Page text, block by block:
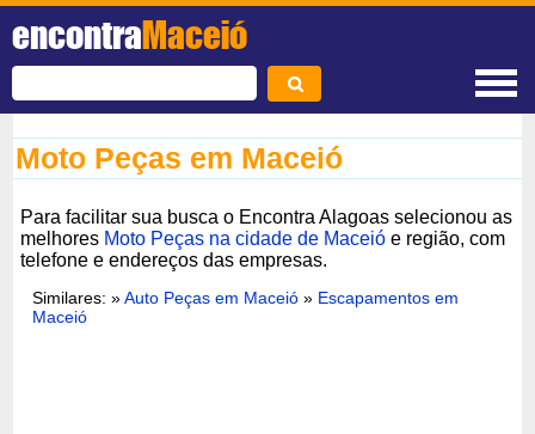
encontraMaceió
Moto Peças em Maceió
Para facilitar sua busca o Encontra Alagoas selecionou as
melhores Moto Peças na cidade de Maceió e região, com
telefone e endereços das empresas.
Similares: »Auto Peças em Maceió » Escapamentos em
Maceió